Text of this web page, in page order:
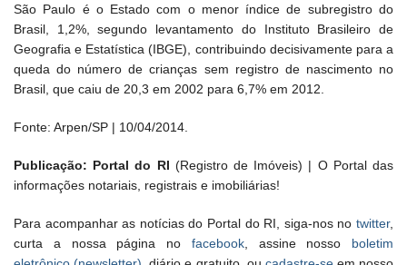
São Paulo é o Estado com o menor índice de subregistro do
Brasil, 1,2%, segundo levantamento do Instituto Brasileiro de
Geografia e Estatística (IBGE), contribuindo decisivamente para a
queda do número de crianças sem registro de nascimento no
Brasil, que caiu de 20,3 em 2002 para 6,7% em 2012.
Fonte: Arpen/SP | 10/04/2014.
Publicação: Portal do RI (Registro de Imóveis) | O Portal das
informações notariais, registrais e imobiliárias!
Para acompanhar as notícias do Portal do RI, siga-nos no twitter,
curta a nossa página no facebook, assine nosso boletim